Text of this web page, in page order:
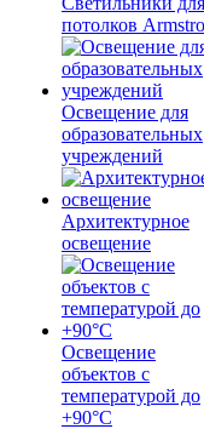
потолков
Освещение для
образовательных
учреждений
Архитектурное
освещение
Освещение
объектов с
температурой до
+90°С